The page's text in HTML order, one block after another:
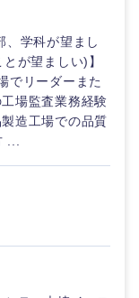
、学科が望まし
が望ましい)】
でリーダーまた
場監査業務経験
造工場での品質